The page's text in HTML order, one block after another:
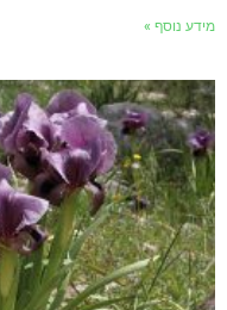
מידע נוסף »